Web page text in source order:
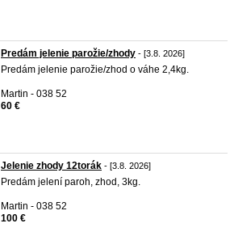
Predám jelenie parožie/zhody - [3.8. 2026]
Predám jelenie parožie/zhod o váhe 2,4kg.
Martin - 038 52
60 €
Jelenie zhody 12torák - [3.8. 2026]
Predám jelení paroh, zhod, 3kg.
Martin - 038 52
100 €